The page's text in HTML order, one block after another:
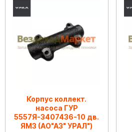
Корпус коллект.
насоса ГУР
5557Я-3407436-10 дв.
ЯМЗ (АО"АЗ" УРАЛ")